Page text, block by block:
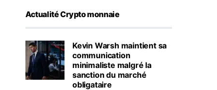
Actualité Crypto monnaie
Kevin Warsh maintient sa
communication
minimaliste malgré la
sanction du marché
obligataire